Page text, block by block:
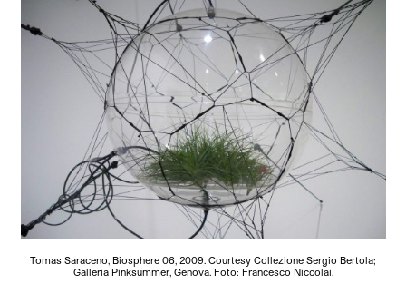
Tomas Saraceno, Biosphere 06, 2009. Courtesy Collezione Sergio Bertola;
Galleria Pinksummer, Genova. Foto: Francesco Niccolai.